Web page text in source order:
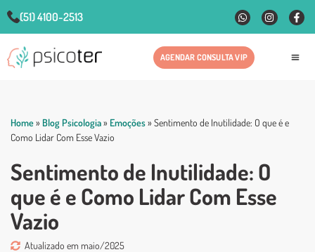
(51) 4100-2513
AGENDAR CONSULTA VIP
Home» Blog Psicologia» Emoções» Sentimento de Inutilidade: O que é e
Como Lidar Com Esse Vazio
Sentimento de Inutilidade: O
que é e Como Lidar Com Esse
Vazio
Atualizado em maio/2025